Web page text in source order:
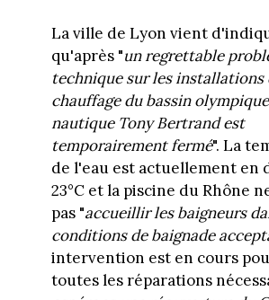
La ville de Lyon vient
qu'après "un regrettable
technique sur les installations
chauffage du bassin
nautique Tony Bertrand est
temporairement fermé". La
de l'eau est actuellement en
23°C et la piscine du Rhône
pas "accueillir les baigneurs
conditions de baignade
intervention est en cours
toutes les réparations